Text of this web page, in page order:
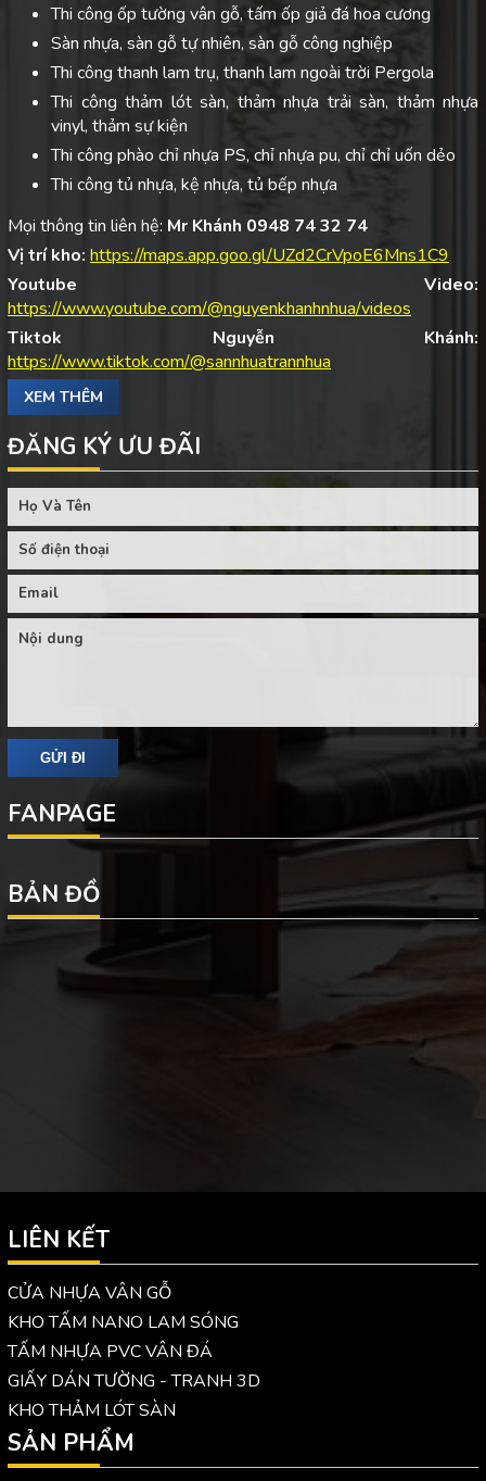
Thi công ốp tường vân gỗ, tấm ốp giả đá hoa cương
Sàn nhựa, sàn gỗ tự nhiên, sàn gỗ công nghiệp
Thi công thanh lam trụ, thanh lam ngoài trời Pergola
Thi công thảm lót sàn, thảm nhựa trải sàn, thảm nhựa
vinyl, thảm sự kiện
Thi công phào chỉ nhựa PS, chỉ nhựa pu, chỉ chỉ uốn dẻo
Thi công tủ nhựa, kệ nhựa, tủ bếp nhựa
Mọi thông tin liên hệ: Mr Khánh 0948 74 32 74
Vị trí kho: https://maps.app.goo.gl/UZd2CrVpoE6Mns1C9
Youtube Video:
https://www.youtube.com/@nguyenkhanhnhua/videos
Tiktok Nguyễn Khánh:
https://www.tiktok.com/@sannhuatrannhua
XEM THÊM
ĐĂNG KÝ ƯU ĐÃI
FANPAGE
BẢN ĐỒ
LIÊN KẾT
CỬA NHỰA VÂN GỖ
KHO TẤM NANO LAM SÓNG
TẤM NHỰA PVC VÂN ĐÁ
GIẤY DÁN TƯỜNG - TRANH 3D
KHO THẢM LÓT SÀN
SẢN PHẨM